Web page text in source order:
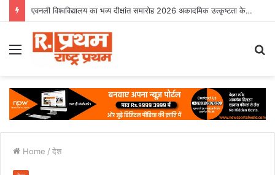
एवनली विश्वविद्यालय का भव्य दीक्षांत समारोह 2026 अकादमिक उत्कृष्टता के साथ संपन्न
Menu
Home / देश